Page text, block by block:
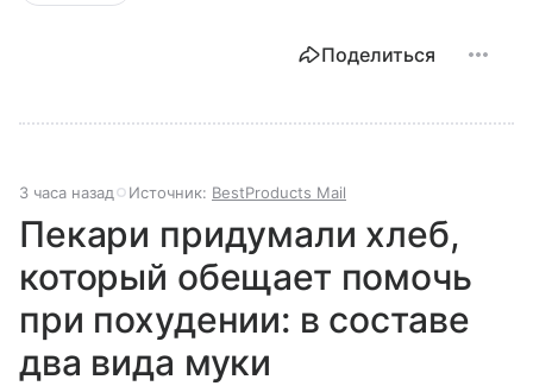
Поделиться
3 часа назад Источник: BestProducts Mail
Пекари придумали хлеб,
который обещает помочь
при похудении: в составе
два вида муки